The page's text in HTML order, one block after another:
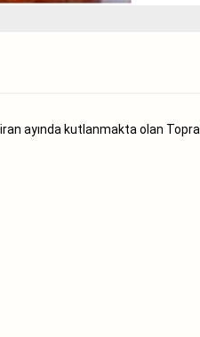
ayında kutlanmakta olan